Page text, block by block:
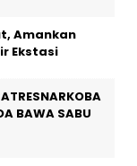
Amankan
Ekstasi
BAWA SABU